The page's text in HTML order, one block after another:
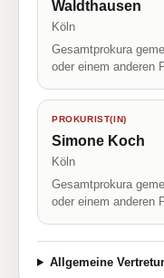
Waldthausen
Köln
Gesamtprokura
oder einem anderen
PROKURIST(IN)
Simone Koch
Köln
Gesamtprokura
oder einem anderen
Allgemeine